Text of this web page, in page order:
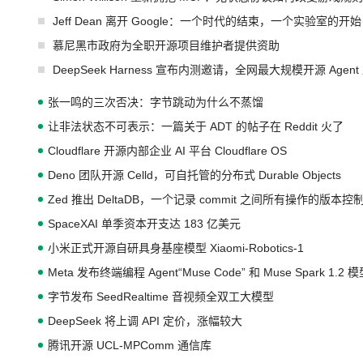
Jeff Dean 离开 Google：一个时代的结束，一个实验室的开始
慕尼黑市政府为全职开源项目维护者提供资助
DeepSeek Harness 宣布内测邀请，全网最大规模开源 Agent
张一鸣的三次否决：字节跳动为什么不蒸馏
让非法状态不可表示：一篇关于 ADT 的帖子在 Reddit 火了
Cloudflare 开源内部企业 AI 平台 Cloudflare OS
Deno 团队开源 Celld，可自托管的分布式 Durable Objects
Zed 推出 DeltaDB，一个记录 commit 之间所有操作的版本控
SpaceXAI 单季资本开支达 183 亿美元
小米正式开源自研具身基座模型 Xiaomi-Robotics-1
Meta 发布终端编程 Agent“Muse Code” 和 Muse Spark 1.2 模
字节发布 SeedRealtime 音视频全双工大模型
DeepSeek 将上调 API 定价，涨幅较大
腾讯开源 UCL-MPComm 通信库